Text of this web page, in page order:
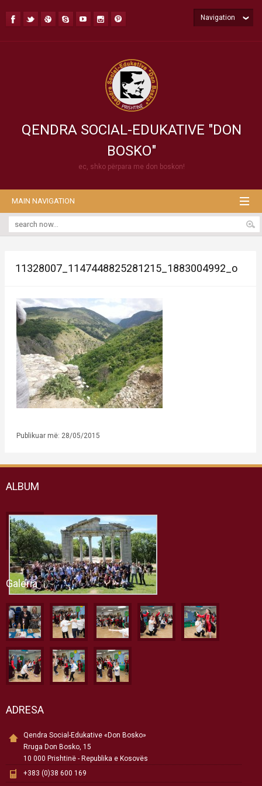
QENDRA SOCIAL-EDUKATIVE "DON
BOSKO"
ec, shko përpara me don boskon!
Navigation
MAIN NAVIGATION
11328007_1147448825281215_1883004992_o
Publikuar më: 28/05/2015
ALBUM
Galeria
ADRESA
Qendra Social-Edukative «Don Bosko»
Rruga Don Bosko, 15
10 000 Prishtinë - Republika e Kosovës
+383 (0)38 600 169